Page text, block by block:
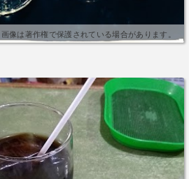
画像は著作権で保護されている場合があります。